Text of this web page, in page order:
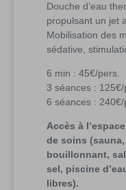
Douche d’eau
propulsant un jet
Mobilisation des
sédative,
6 min : 45€/pers.
3 séances : 125€/
6 séances :
Accès à
de soins
bouillonnant,
sel, piscine
libres).